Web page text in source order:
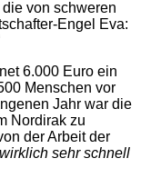
von schweren
Engel Eva:
6.000 Euro ein
Menschen vor
Jahr war die
Nordirak zu
der Arbeit der
sehr schnell